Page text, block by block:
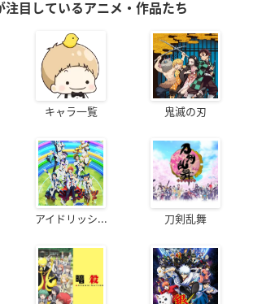
注目しているアニメ・作品たち
キャラ一覧 鬼滅の刃
アイドリッシ... 刀剣乱舞